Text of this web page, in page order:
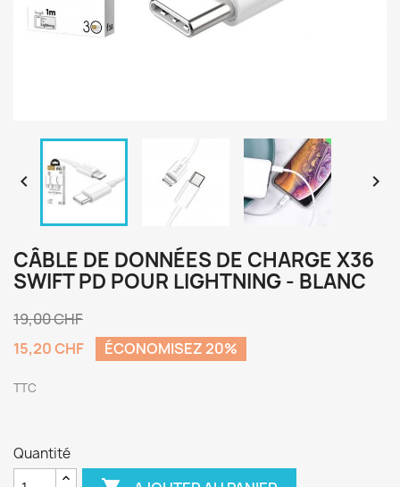
 
CÂBLE DE DONNÉES DE CHARGE X36
SWIFT PD POUR LIGHTNING - BLANC
19,00 CHF
15,20 CHF
ÉCONOMISEZ 20%
TTC
Quantité